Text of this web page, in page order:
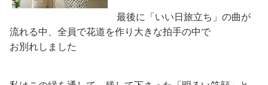
最後に「いい日旅立ち」の曲が
流れる中、全員で花道を作り大きな拍手の中で
お別れしました